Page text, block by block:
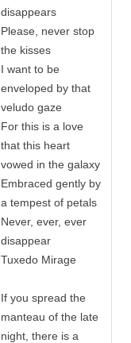
disappears
Please, never stop
the kisses
I want to be
enveloped by that
veludo gaze
For this is a love
that this heart
vowed in the galaxy
Embraced gently by
a tempest of petals
Never, ever, ever
disappear
Tuxedo Mirage
If you spread the
manteau of the late
night, there is a